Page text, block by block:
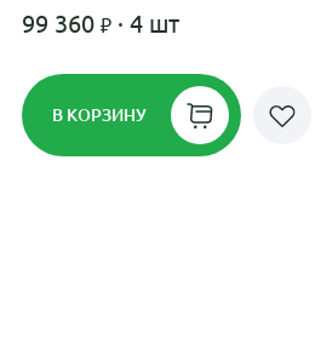
99 360 · 4 шт
В КОРЗИНУ